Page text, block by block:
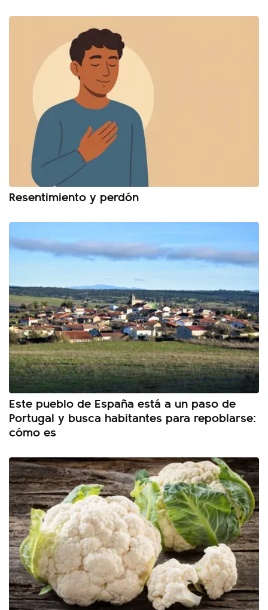
Resentimiento y perdón
Este pueblo de España está a un paso de
Portugal y busca habitantes para repoblarse:
cómo es